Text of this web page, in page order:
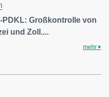
PDKL: Großkontrolle von
und Zoll....
mehr